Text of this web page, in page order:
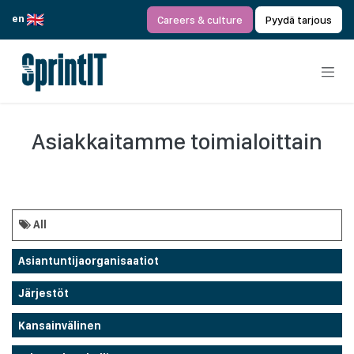
en
Careers & culture Pyydä tarjous
Asiakkaitamme toimialoittain
All
Asiantuntijaorganisaatiot
Järjestöt
Kansainvälinen